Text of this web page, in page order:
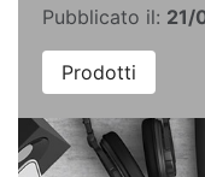
Pubblicato il: 21/
Prodotti